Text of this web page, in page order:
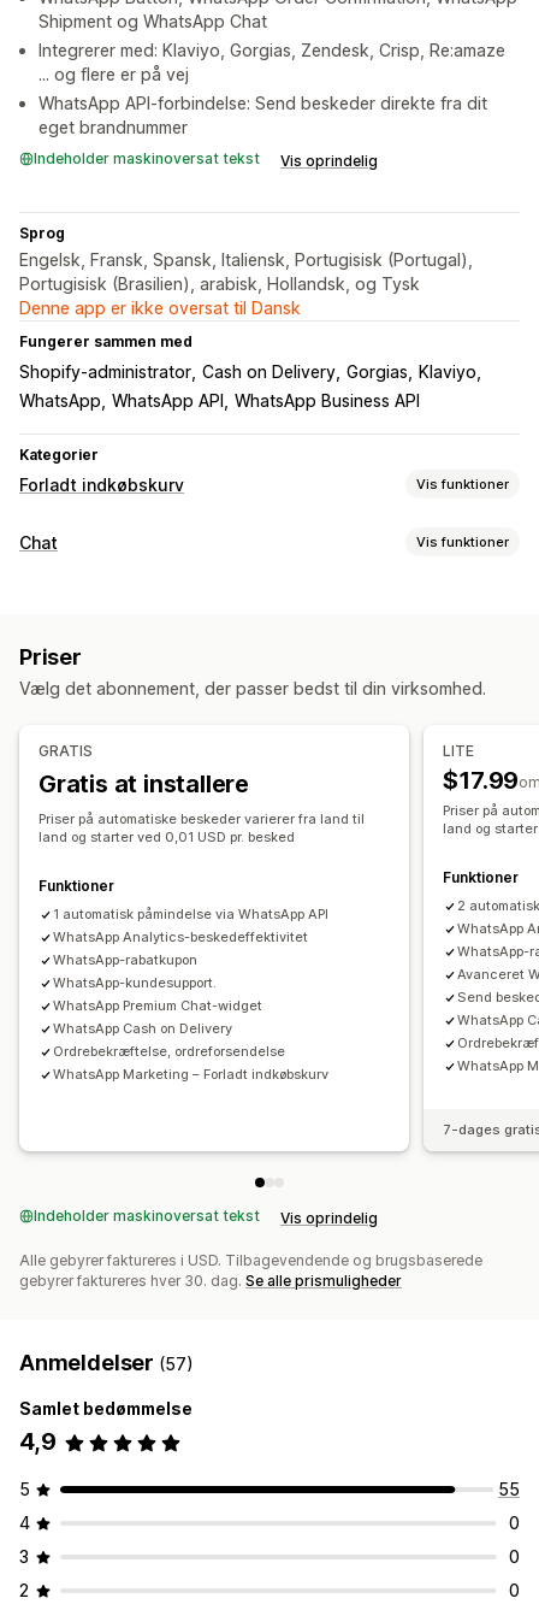
Shipment og WhatsApp Chat
Integrerer med: Klaviyo, Gorgias, Zendesk, Crisp, Re:amaze
... og flere er på vej
WhatsApp API-forbindelse: Send beskeder direkte fra dit
eget brandnummer
Indeholder maskinoversat tekst Vis oprindelig
Sprog
Engelsk, Fransk, Spansk, Italiensk, Portugisisk (Portugal),
Portugisisk (Brasilien), arabisk, Hollandsk, og Tysk
Denne app er ikke oversat til Dansk
Fungerer sammen med
Shopify-administrator Cash on Delivery Gorgias
Klaviyo
WhatsApp WhatsApp API WhatsApp Business API
Kategorier
Forladt indkøbskurv Vis funktioner
Gendannelse af indkøbskurv
Automatiserede arbejdsprocesser
Tilpasset branding
Udløsere
Skabeloner
Widgets, der kan tilpasses
Flere sprog
Chat Vis funktioner
Pushmeddelelser
Anmodninger om anmeldelser Underretning om levering
Spørgeundersøgelser
Tilpasning
Farve og skrifttype Emojis og klistermærker
Chatvindue
Åbningstider Velkomsthilsner
Tagging
Chattildeling Chatflows
Priser
Vælg det abonnement, der passer bedst til din virksomhed.
GRATIS
Gratis at installere
Priser på automatiske beskeder varierer fra land til
land og starter ved 0,01 USD pr. besked
Funktioner
1 automatisk påmindelse via WhatsApp API
WhatsApp Analytics-beskedeffektivitet
WhatsApp-rabatkupon
WhatsApp-kundesupport.
WhatsApp Premium Chat-widget
WhatsApp Cash on Delivery
Ordrebekræftelse, ordreforsendelse
WhatsApp Marketing – Forladt indkøbskurv
LITE
$17.99
Priser på
land og
Funktioner
2
WhatsApp
WhatsApp-
Avanceret
Send
WhatsApp
WhatsApp
7-dages
Indeholder maskinoversat tekst Vis oprindelig
Alle gebyrer faktureres i USD. Tilbagevendende og brugsbaserede
gebyrer faktureres hver 30. dag. Se alle prismuligheder
Anmeldelser (57)
Samlet bedømmelse
4,9
5
55
4
0
3
0
2
0